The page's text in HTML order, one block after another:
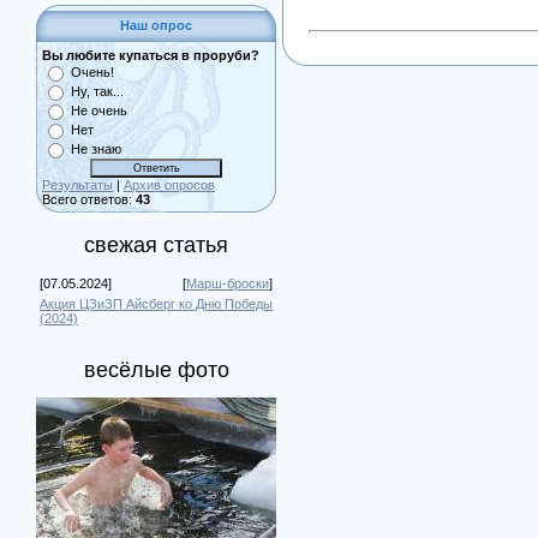
Наш опрос
Вы любите купаться в проруби?
Очень!
Ну, так...
Не очень
Нет
Не знаю
Результаты | Архив опросов
Всего ответов: 43
свежая статья
[07.05.2024] [Марш-броски]
Акция ЦЗиЗП Айсберг ко Дню Победы
(2024)
весёлые фото